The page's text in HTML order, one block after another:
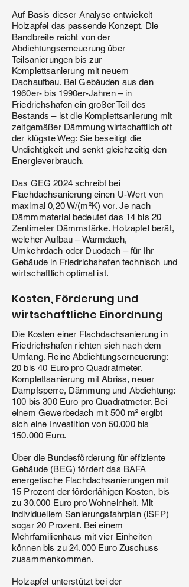
Auf Basis dieser Analyse entwickelt
Holzapfel das passende Konzept. Die
Bandbreite reicht von der
Abdichtungserneuerung über
Teilsanierungen bis zur
Komplettsanierung mit neuem
Dachaufbau. Bei Gebäuden aus den
1960er- bis 1990er-Jahren – in
Friedrichshafen ein großer Teil des
Bestands – ist die Komplettsanierung mit
zeitgemäßer Dämmung wirtschaftlich oft
der klügste Weg: Sie beseitigt die
Undichtigkeit und senkt gleichzeitig den
Energieverbrauch.
Das GEG 2024 schreibt bei
Flachdachsanierung einen U-Wert von
maximal 0,20 W/(m²K) vor. Je nach
Dämmmaterial bedeutet das 14 bis 20
Zentimeter Dämmstärke. Holzapfel berät,
welcher Aufbau – Warmdach,
Umkehrdach oder Duodach – für Ihr
Gebäude in Friedrichshafen technisch und
wirtschaftlich optimal ist.
Kosten, Förderung und
wirtschaftliche Einordnung
Die Kosten einer Flachdachsanierung in
Friedrichshafen richten sich nach dem
Umfang. Reine Abdichtungserneuerung:
20 bis 40 Euro pro Quadratmeter.
Komplettsanierung mit Abriss, neuer
Dampfsperre, Dämmung und Abdichtung:
100 bis 300 Euro pro Quadratmeter. Bei
einem Gewerbedach mit 500 m² ergibt
sich eine Investition von 50.000 bis
150.000 Euro.
Über die Bundesförderung für effiziente
Gebäude (BEG) fördert das BAFA
energetische Flachdachsanierungen mit
15 Prozent der förderfähigen Kosten, bis
zu 30.000 Euro pro Wohneinheit. Mit
individuellem Sanierungsfahrplan (iSFP)
sogar 20 Prozent. Bei einem
Mehrfamilienhaus mit vier Einheiten
können bis zu 24.000 Euro Zuschuss
zusammenkommen.
Holzapfel unterstützt bei der